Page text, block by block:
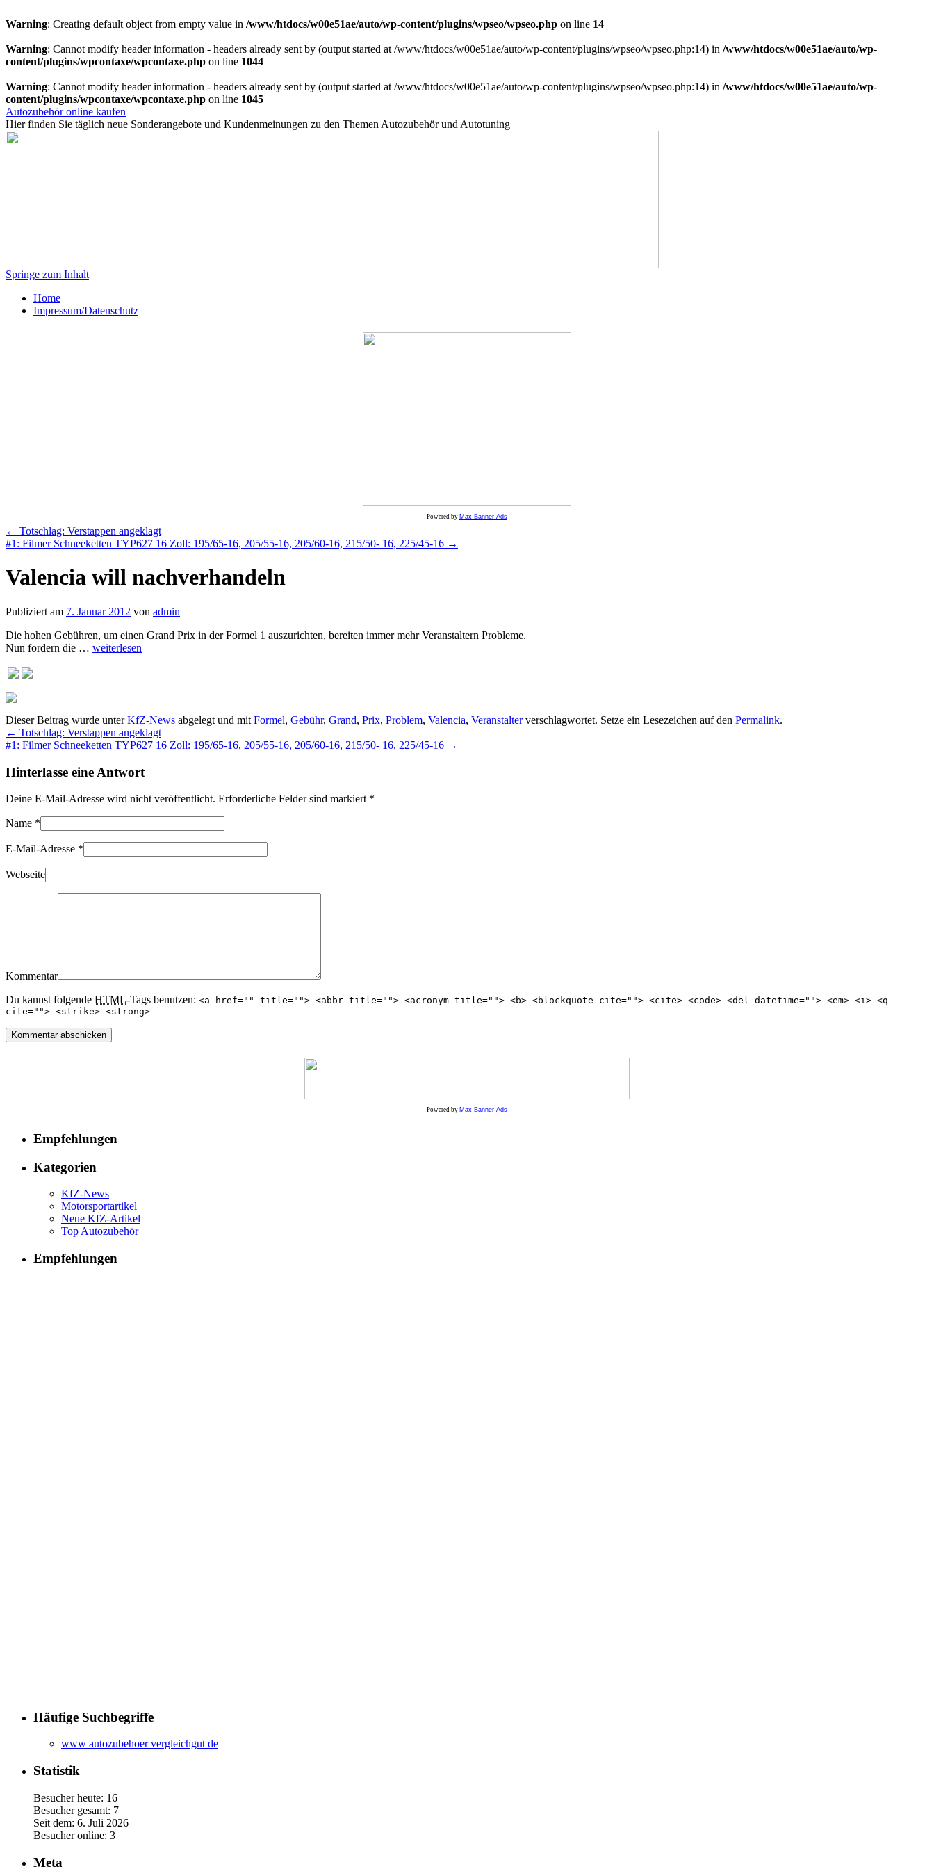
Warning: Creating default object from empty value in /www/htdocs/w00e51ae/auto/wp-content/plugins/wpseo/wpseo.php on line 14
Warning: Cannot modify header information - headers already sent by (output started at /www/htdocs/w00e51ae/auto/wp-content/plugins/wpseo/wpseo.php:14) in /www/htdocs/w00e51ae/auto/wp-
content/plugins/wpcontaxe/wpcontaxe.php on line 1044
Warning: Cannot modify header information - headers already sent by (output started at /www/htdocs/w00e51ae/auto/wp-content/plugins/wpseo/wpseo.php:14) in /www/htdocs/w00e51ae/auto/wp-
content/plugins/wpcontaxe/wpcontaxe.php on line 1045
Autozubehör online kaufen
Hier finden Sie täglich neue Sonderangebote und Kundenmeinungen zu den Themen Autozubehör und Autotuning
Springe zum Inhalt
Home
Impressum/Datenschutz
Powered by Max Banner Ads
← Totschlag: Verstappen angeklagt
#1: Filmer Schneeketten TYP627 16 Zoll: 195/65-16, 205/55-16, 205/60-16, 215/50- 16, 225/45-16 →
Valencia will nachverhandeln
Publiziert am 7. Januar 2012 von admin
Die hohen Gebühren, um einen Grand Prix in der Formel 1 auszurichten, bereiten immer mehr Veranstaltern Probleme.
Nun fordern die … weiterlesen
Dieser Beitrag wurde unterKfZ-News abgelegt und mit Formel, Gebühr, Grand, Prix, Problem, Valencia, Veranstalterverschlagwortet. Setze ein Lesezeichen auf den Permalink.
← Totschlag: Verstappen angeklagt
#1: Filmer Schneeketten TYP627 16 Zoll: 195/65-16, 205/55-16, 205/60-16, 215/50- 16, 225/45-16 →
Hinterlasse eine Antwort
Deine E-Mail-Adresse wird nicht veröffentlicht. Erforderliche Felder sind markiert *
Name *
E-Mail-Adresse *
Webseite
Kommentar
Du kannst folgende HTML-Tags benutzen: <a href="" title=""> <abbr title=""> <acronym title=""> <b> <blockquote cite=""> <cite> <code> <del datetime=""> <em> <i> <q
cite=""> <strike> <strong>
Powered by Max Banner Ads
Empfehlungen
Kategorien
KfZ-News
Motorsportartikel
Neue KfZ-Artikel
Top Autozubehör
Empfehlungen
Häufige Suchbegriffe
www autozubehoer vergleichgut de
Statistik
Besucher heute: 16
Besucher gesamt: 7
Seit dem: 6. Juli 2026
Besucher online: 3
Meta